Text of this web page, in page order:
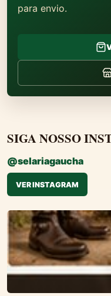
para envio.
SIGA NOSSO
@selariagaucha
VER INSTAGRAM